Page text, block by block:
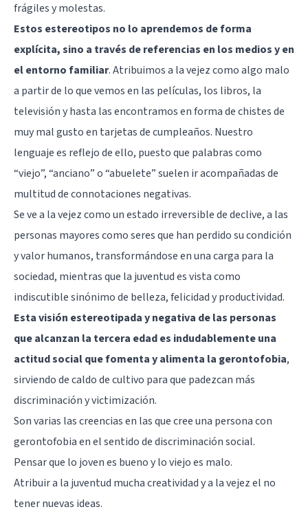
frágiles y molestas.
Estos estereotipos no lo aprendemos de forma
explícita, sino a través de referencias en los medios y en
el entorno familiar. Atribuimos a la vejez como algo malo
a partir de lo que vemos en las películas, los libros, la
televisión y hasta las encontramos en forma de chistes de
muy mal gusto en tarjetas de cumpleaños. Nuestro
lenguaje es reflejo de ello, puesto que palabras como
“viejo”, “anciano” o “abuelete” suelen ir acompañadas de
multitud de connotaciones negativas.
Se ve a la vejez como un estado irreversible de declive, a las
personas mayores como seres que han perdido su condición
y valor humanos, transformándose en una carga para la
sociedad, mientras que la juventud es vista como
indiscutible sinónimo de belleza, felicidad y productividad.
Esta visión estereotipada y negativa de las personas
que alcanzan la tercera edad es indudablemente una
actitud social que fomenta y alimenta la gerontofobia,
sirviendo de caldo de cultivo para que padezcan más
discriminación y victimización.
Son varias las creencias en las que cree una persona con
gerontofobia en el sentido de discriminación social.
Pensar que lo joven es bueno y lo viejo es malo.
Atribuir a la juventud mucha creatividad y a la vejez el no
tener nuevas ideas.